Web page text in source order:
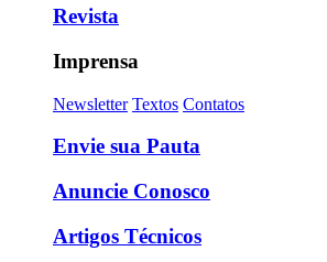
Revista
Imprensa
Newsletter Textos Contatos
Envie sua Pauta
Anuncie Conosco
Artigos Técnicos